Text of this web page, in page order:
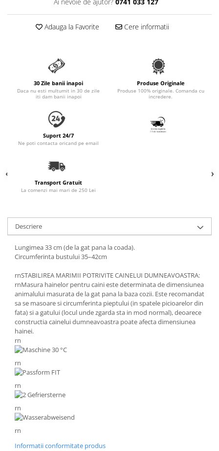
Accesorii Auto & Bicicletă
Accesorii Acasă și Mobilier
Dresaj & Sport
Adauga la Favorite Cere informatii
30 Zile banii inapoi
Daca nu esti multumit in 30 de zile
iti dam banii inapoi
Produse Originale
Produse 100% originale. Comanda cu
incredere.
Suport 24/7
Ne poti contacta oricand pe email
Transport Gratuit
La comenzi mai mari de 250 Lei
Descriere
Lungimea 33 cm (de la gat pana la coada).
Circumferinta bustului 35–42cm
rnSTABILIREA MARIMII POTRIVITE CAINELUI DUMNEAVOASTRA:
rnMasura hainelor pentru caini este determinata de dimensiunea
animalului masurata de la gat pana la baza cozii. Este recomandat
sa se masoare si circumferinta pieptului (in spatele picioarelor din
fata) si a gatului (locul unde zgarda sta in mod normal), deoarece
constructia cainelui dumneavoastra poate afecta dimensiunea
hainei.
rn
rn
rn
rn
rn
Informatii conformitate produs